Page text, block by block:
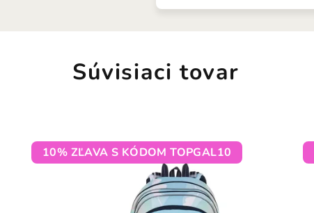
Súvisiaci tovar
10% ZĽAVA S KÓDOM TOPGAL10